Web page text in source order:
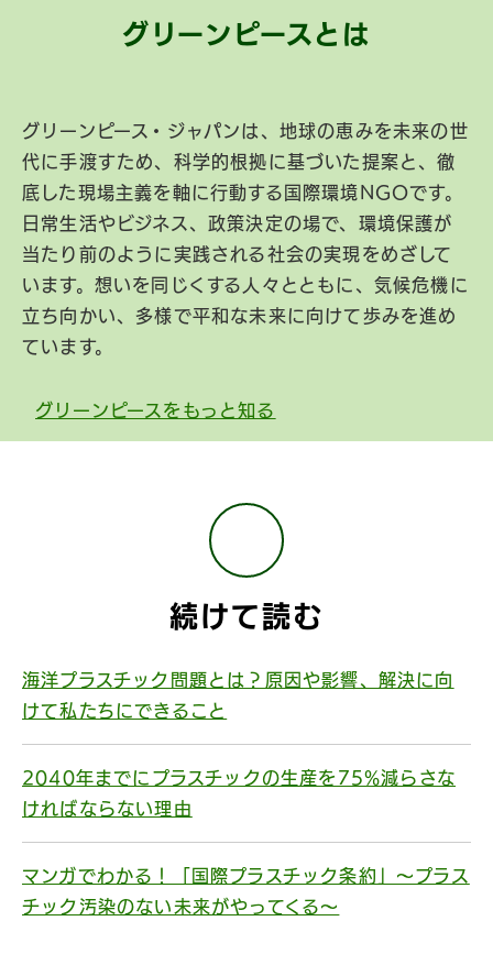
グリーンピースとは
グリーンピース・ジャパンは、地球の恵みを未来の世
代に手渡すため、科学的根拠に基づいた提案と、徹
底した現場主義を軸に行動する国際環境NGOです。
日常生活やビジネス、政策決定の場で、環境保護が
当たり前のように実践される社会の実現をめざして
います。想いを同じくする人々とともに、気候危機に
立ち向かい、多様で平和な未来に向けて歩みを進め
ています。
グリーンピースをもっと知る
続けて読む
海洋プラスチック問題とは？原因や影響、解決に向
けて私たちにできること
2040年までにプラスチックの生産を75%減らさな
ければならない理由
マンガでわかる！「国際プラスチック条約」〜プラス
チック汚染のない未来がやってくる〜